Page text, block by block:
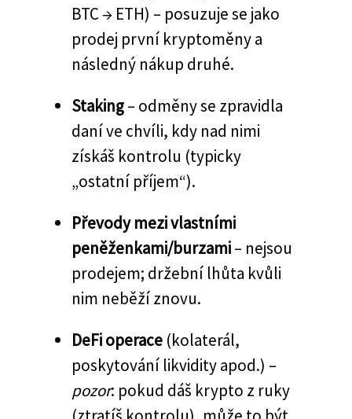
BTC → ETH) – posuzuje se jako
prodej první kryptoměny a
následný nákup druhé.
Staking– odměny se zpravidla
daní ve chvíli, kdy nad nimi
získáš kontrolu (typicky
„ostatní příjem“).
Převody mezi vlastními
peněženkami/burzami– nejsou
prodejem; držební lhůta kvůli
nim neběží znovu.
DeFi operace(kolaterál,
poskytování likvidity apod.) –
pozor: pokud dáš krypto z ruky